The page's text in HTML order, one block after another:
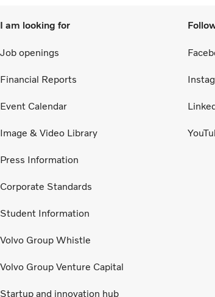
I am looking for
Job openings
Financial Reports
Event Calendar
Image & Video Library
Press Information
Corporate Standards
Student Information
Volvo Group Whistle
Volvo Group Venture Capital
Startup and innovation hub